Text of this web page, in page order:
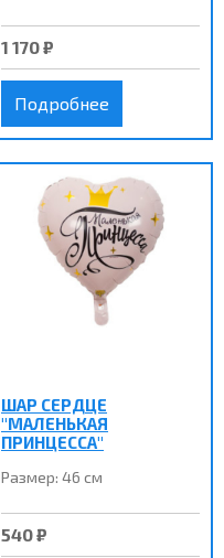
1 170 ₽
Подробнее
ШАР СЕРДЦЕ
"МАЛЕНЬКАЯ
ПРИНЦЕССА"
Размер: 46 см
540 ₽